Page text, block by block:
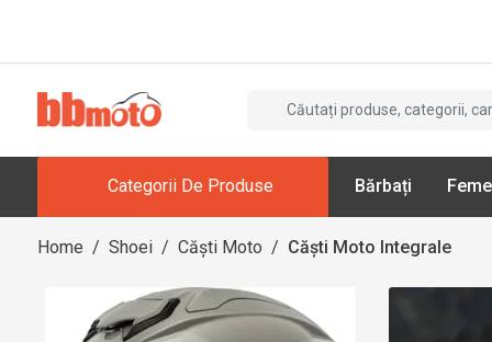
Categorii De Produse Bărbați
Home / Shoei / Căști Moto / Căști Moto Integrale